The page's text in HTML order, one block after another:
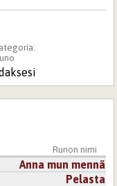
Runon nimi
Anna mun mennä
Pelasta